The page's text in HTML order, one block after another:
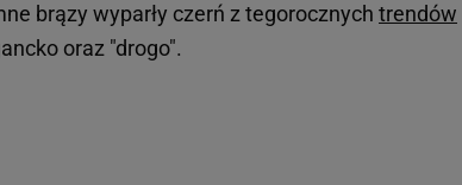
brązy wyparły czerń z tegorocznych trendów
oraz "drogo".